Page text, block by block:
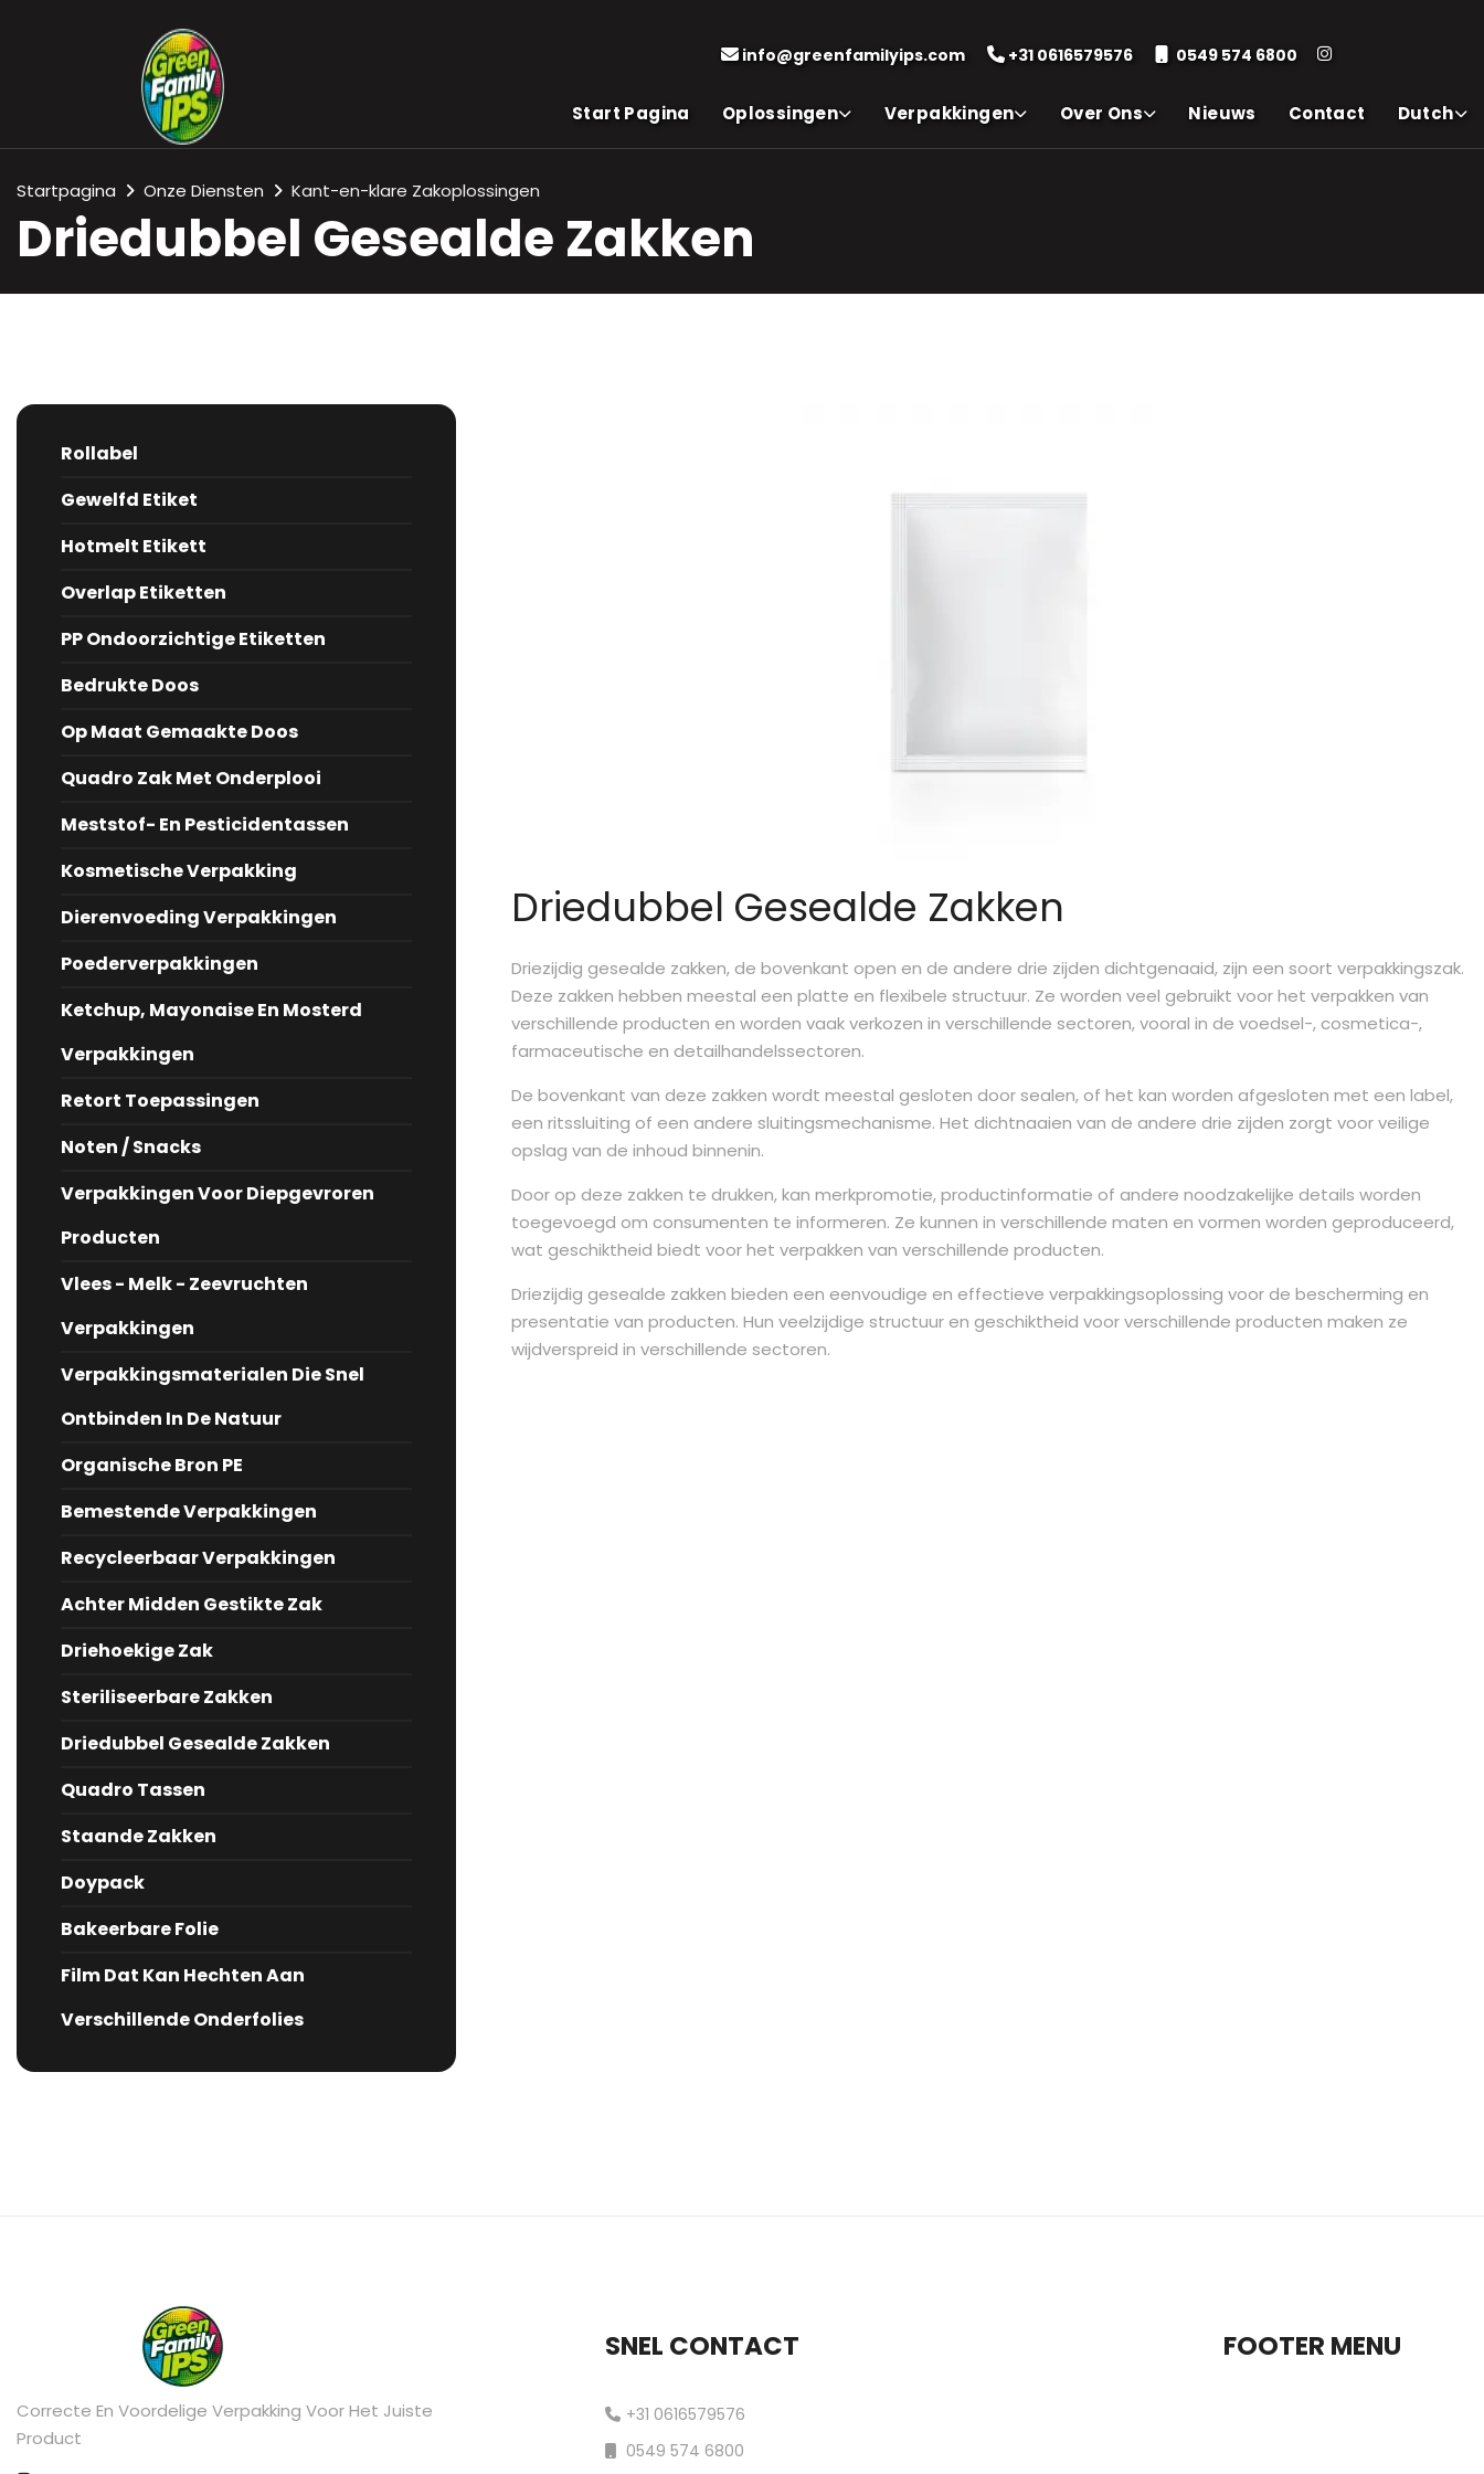
info@greenfamilyips.com +31 0616579576 0549 574 6800
Start Pagina Oplossingen Verpakkingen Over Ons Nieuws Contact Dutch
Startpagina Onze Diensten Kant-en-klare Zakoplossingen
Driedubbel Gesealde Zakken
Rollabel
Gewelfd Etiket
Hotmelt Etikett
Overlap Etiketten
PP Ondoorzichtige Etiketten
Bedrukte Doos
Op Maat Gemaakte Doos
Quadro Zak Met Onderplooi
Meststof- En Pesticidentassen
Kosmetische Verpakking
Dierenvoeding Verpakkingen
Poederverpakkingen
Ketchup, Mayonaise En Mosterd
Verpakkingen
Retort Toepassingen
Noten / Snacks
Verpakkingen Voor Diepgevroren
Producten
Vlees - Melk - Zeevruchten
Verpakkingen
Verpakkingsmaterialen Die Snel
Ontbinden In De Natuur
Organische Bron PE
Bemestende Verpakkingen
Recycleerbaar Verpakkingen
Achter Midden Gestikte Zak
Driehoekige Zak
Steriliseerbare Zakken
Driedubbel Gesealde Zakken
Quadro Tassen
Staande Zakken
Doypack
Bakeerbare Folie
Film Dat Kan Hechten Aan
Verschillende Onderfolies
Driedubbel Gesealde Zakken
Driezijdig gesealde zakken, de bovenkant open en de andere drie zijden dichtgenaaid, zijn een soort verpakkingszak.
Deze zakken hebben meestal een platte en flexibele structuur. Ze worden veel gebruikt voor het verpakken van
verschillende producten en worden vaak verkozen in verschillende sectoren, vooral in de voedsel-, cosmetica-,
farmaceutische en detailhandelssectoren.
De bovenkant van deze zakken wordt meestal gesloten door sealen, of het kan worden afgesloten met een label,
een ritssluiting of een andere sluitingsmechanisme. Het dichtnaaien van de andere drie zijden zorgt voor veilige
opslag van de inhoud binnenin.
Door op deze zakken te drukken, kan merkpromotie, productinformatie of andere noodzakelijke details worden
toegevoegd om consumenten te informeren. Ze kunnen in verschillende maten en vormen worden geproduceerd,
wat geschiktheid biedt voor het verpakken van verschillende producten.
Driezijdig gesealde zakken bieden een eenvoudige en effectieve verpakkingsoplossing voor de bescherming en
presentatie van producten. Hun veelzijdige structuur en geschiktheid voor verschillende producten maken ze
wijdverspreid in verschillende sectoren.
Correcte En Voordelige Verpakking Voor Het Juiste
Product
SNEL CONTACT
+31 0616579576
0549 574 6800
FOOTER MENU